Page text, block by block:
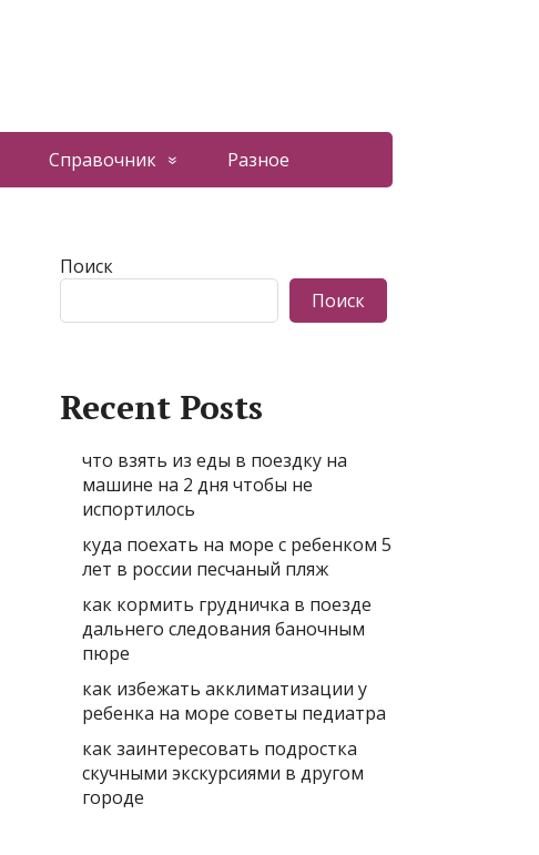
Справочник Разное
Поиск
Поиск
Recent Posts
что взять из еды в поездку на
машине на 2 дня чтобы не
испортилось
куда поехать на море с ребенком 5
лет в россии песчаный пляж
как кормить грудничка в поезде
дальнего следования баночным
пюре
как избежать акклиматизации у
ребенка на море советы педиатра
как заинтересовать подростка
скучными экскурсиями в другом
городе